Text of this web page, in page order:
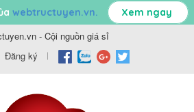
- Cội nguồn giá sỉ
Đăng ký
webtructuyen.vn. Xem ngay